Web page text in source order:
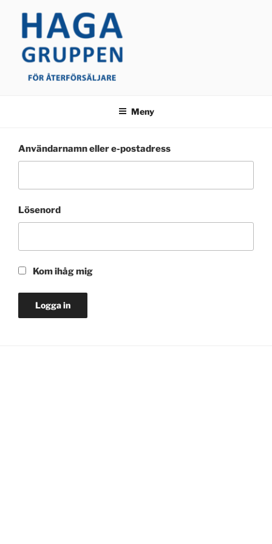
innehåll
Meny
Användarnamn eller e-postadress
Lösenord
Kom ihåg mig